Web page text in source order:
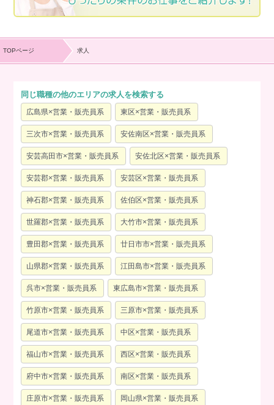
TOPページ 求人
同じ職種の他のエリアの求人を検索する
広島県×営業・販売員系 東区×営業・販売員系
三次市×営業・販売員系 安佐南区×営業・販売員系
安芸高田市×営業・販売員系 安佐北区×営業・販売員系
安芸郡×営業・販売員系 安芸区×営業・販売員系
神石郡×営業・販売員系 佐伯区×営業・販売員系
世羅郡×営業・販売員系 大竹市×営業・販売員系
豊田郡×営業・販売員系 廿日市市×営業・販売員系
山県郡×営業・販売員系 江田島市×営業・販売員系
呉市×営業・販売員系 東広島市×営業・販売員系
竹原市×営業・販売員系 三原市×営業・販売員系
尾道市×営業・販売員系 中区×営業・販売員系
福山市×営業・販売員系 西区×営業・販売員系
府中市×営業・販売員系 南区×営業・販売員系
庄原市×営業・販売員系 岡山県×営業・販売員系